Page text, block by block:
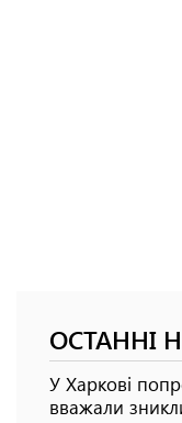
ОСТАННІ
У Харкові
вважали